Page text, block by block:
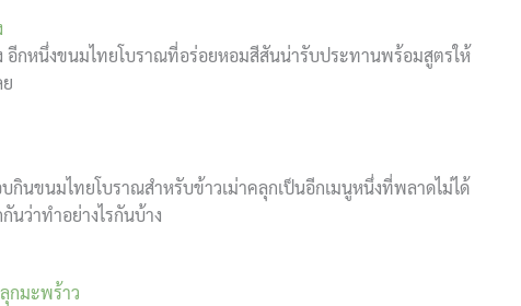
อีกหนึ่งขนมไทยโบราณที่อร่อยหอมสีสันน่ารับประทานพร้อมสูตรให้
กินขนมไทยโบราณสำหรับข้าวเม่าคลุกเป็นอีกเมนูหนึ่งที่พลาดไม่ได้
นว่าทำอย่างไรกันบ้าง
กมะพร้าว